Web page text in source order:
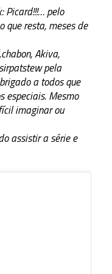
Picard!!!… pelo
que resta, meses de
Akiva,
pela
a todos que
especiais. Mesmo
imaginar ou
assistir a série e